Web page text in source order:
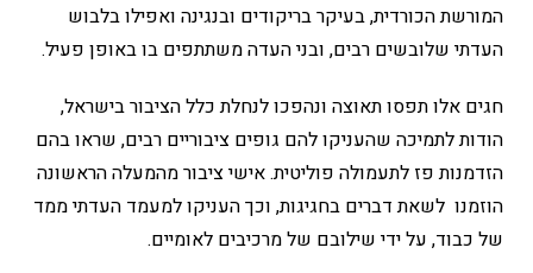
המורשת הכורדית, בעיקר בריקודים ובנגינה ואפילו בלבוש
העדתי שלובשים רבים, ובני העדה משתתפים בו באופן פעיל.
חגים אלו תפסו תאוצה ונהפכו לנחלת כלל הציבור בישראל,
הודות לתמיכה שהעניקו להם גופים ציבוריים רבים, שראו בהם
הזדמנות פז לתעמולה פוליטית. אישי ציבור מהמעלה הראשונה
הוזמנו לשאת דברים בחגיגות, וכך העניקו למעמד העדתי ממד
של כבוד, על ידי שילובם של מרכיבים לאומיים.